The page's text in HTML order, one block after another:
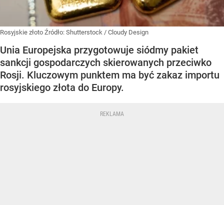
Rosyjskie złoto Źródło: Shutterstock / Cloudy Design
Unia Europejska przygotowuje siódmy pakiet
sankcji gospodarczych skierowanych przeciwko
Rosji. Kluczowym punktem ma być zakaz importu
rosyjskiego złota do Europy.